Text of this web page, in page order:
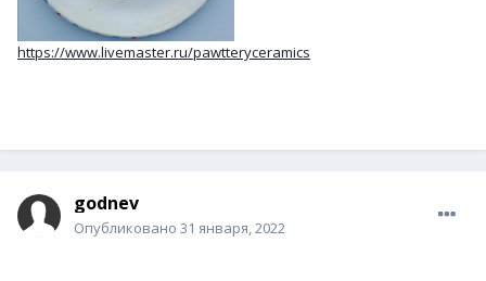
https://www.livemaster.ru/pawtteryceramics
godnev
Опубликовано 31 января, 2022